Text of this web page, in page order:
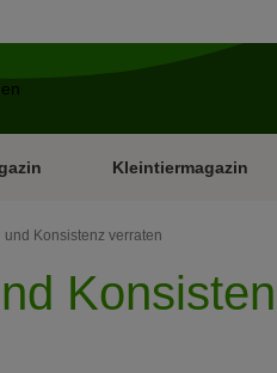
Kleintiermagazin
und Konsistenz verraten